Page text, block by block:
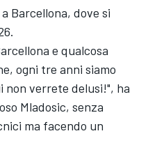
Barcellona, dove si
e qualcosa
ogni tre anni siamo
non verrete delusi!", ha
Mladosic, senza
ma facendo un